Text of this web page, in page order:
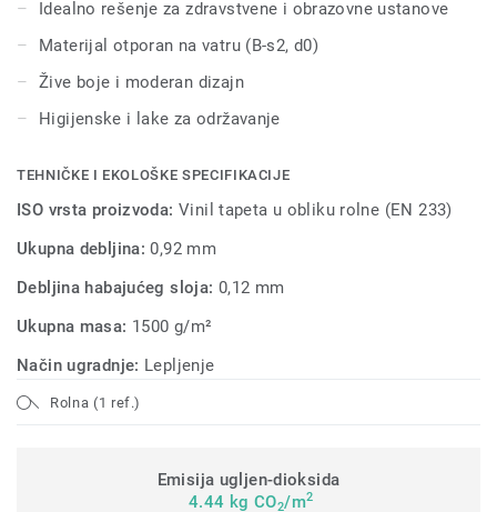
Idealno rešenje za zdravstvene i obrazovne ustanove
Materijal otporan na vatru (B-s2, d0)
Žive boje i moderan dizajn
Higijenske i lake za održavanje
TEHNIČKE I EKOLOŠKE SPECIFIKACIJE
ISO vrsta proizvoda: Vinil tapeta u obliku rolne (EN 233)
Ukupna debljina:0,92 mm
Debljina habajućeg sloja: 0,12 mm
Ukupna masa: 1500 g/m²
Način ugradnje: Lepljenje
Rolna (1 ref.)
Emisija ugljen-dioksida
4.44 kg CO2/m2